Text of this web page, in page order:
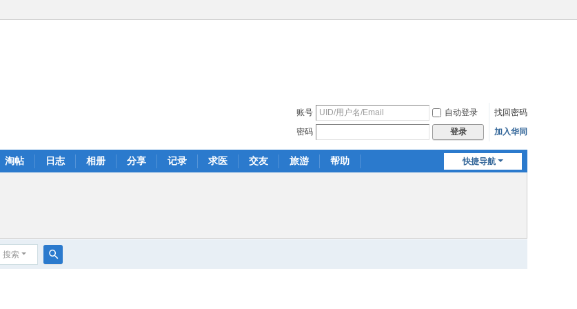
账号 自动登录
找回密码
密码
登录 加入华同
快捷导航
淘帖 日志 相册 分享 记录 求医 交友 旅游 帮助
搜索